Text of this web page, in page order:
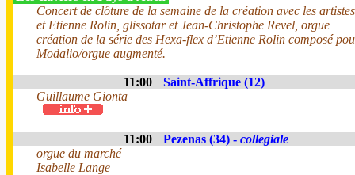
Concert de clôture de la semaine de la création avec les
et Etienne Rolin, glissotar et Jean-Christophe Revel, orgue
création de la série des Hexa-flex d’Etienne Rolin composé
Modalio/orgue augmenté.
11:00
Saint-Affrique (12)
Guillaume Gionta
11:00 Pezenas (34) - collegiale
orgue du marché
Isabelle Lange